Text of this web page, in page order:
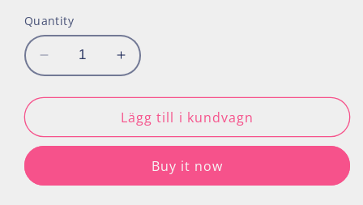
Quantity
Decrease
quantity
for
hoodie
med
logotyp
Increase
quantity
for
Ekologisk
hoodie
med
logotyp
Lägg till i kundvagn
Buy it now